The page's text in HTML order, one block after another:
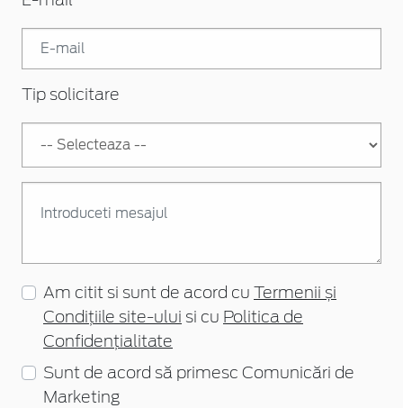
Tip solicitare
Am citit si sunt de acord cu
Termenii și
Condițiile site-ului si cu Politica de
Confidențialitate
Sunt de acord să primesc Comunicări de
Marketing